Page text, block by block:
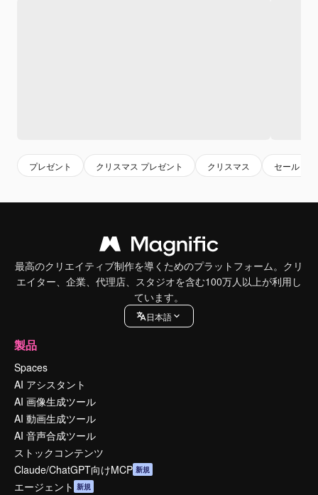
プレゼント クリスマス プレゼント クリスマス セール
最高のクリエイティブ制作を導くためのプラットフォーム。クリ
エイター、企業、代理店、スタジオを含む100万人以上が利用し
ています。
日本語
製品
Spaces
AI アシスタント
AI 画像生成ツール
AI 動画生成ツール
AI 音声合成ツール
ストックコンテンツ
Claude/ChatGPT向けMCP 新規
エージェント 新規